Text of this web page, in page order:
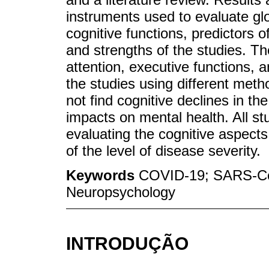
instruments used to evaluate
cognitive functions, predictors
and strengths of the studies.
attention, executive functions,
the studies using different
not find cognitive declines in
impacts on mental health. All
evaluating the cognitive
of the level of disease severity.
Keywords COVID-19; SARS-
Neuropsychology
INTRODUÇÃO